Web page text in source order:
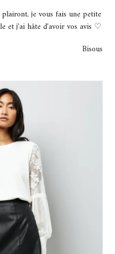
je vous fais une petite
et j'ai hâte d'avoir vos avis ♡
Bisous